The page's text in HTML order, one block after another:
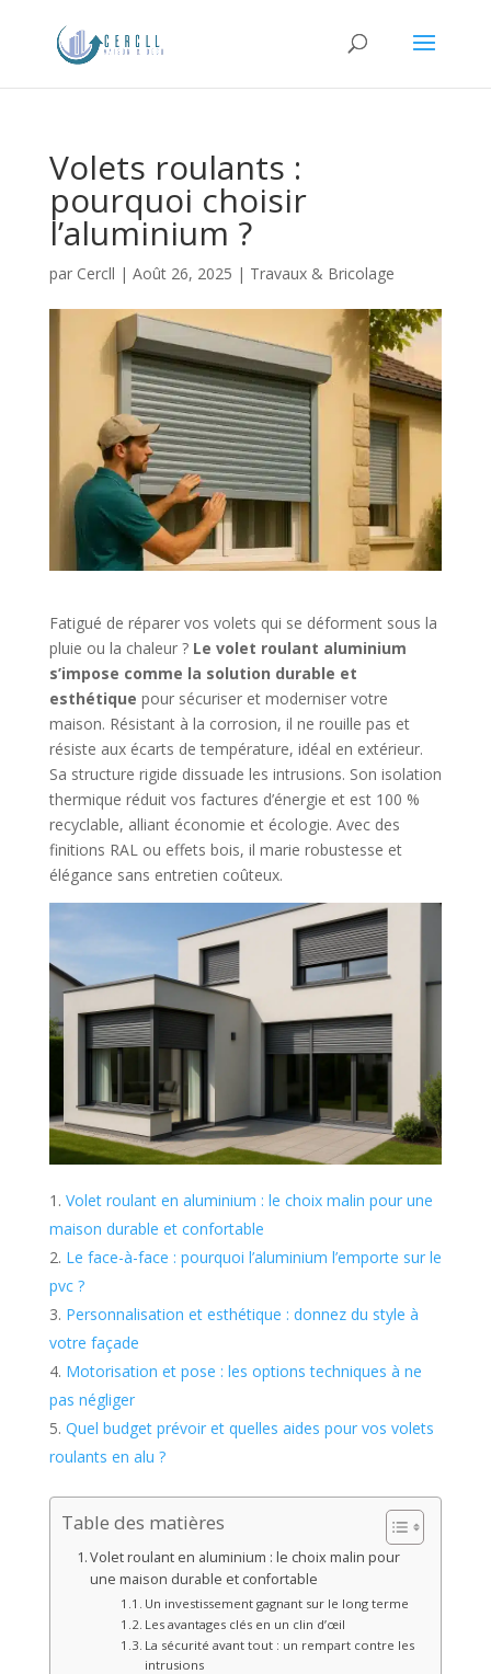
Volets roulants :
pourquoi choisir
l’aluminium ?
par Cercll | Août 26, 2025 | Travaux & Bricolage
Fatigué de réparer vos volets qui se déforment sous la
pluie ou la chaleur ? Le volet roulant aluminium
s’impose comme la solution durable et
esthétique pour sécuriser et moderniser votre
maison. Résistant à la corrosion, il ne rouille pas et
résiste aux écarts de température, idéal en extérieur.
Sa structure rigide dissuade les intrusions. Son isolation
thermique réduit vos factures d’énergie et est 100 %
recyclable, alliant économie et écologie. Avec des
finitions RAL ou effets bois, il marie robustesse et
élégance sans entretien coûteux.
Volet roulant en aluminium : le choix malin pour une
maison durable et confortable
Le face-à-face : pourquoi l’aluminium l’emporte sur le
pvc ?
Personnalisation et esthétique : donnez du style à
votre façade
Motorisation et pose : les options techniques à ne
pas négliger
Quel budget prévoir et quelles aides pour vos volets
roulants en alu ?
Table des matières
Volet roulant en aluminium : le choix malin pour
une maison durable et confortable
Un investissement gagnant sur le long terme
Les avantages clés en un clin d’œil
La sécurité avant tout : un rempart contre les
intrusions